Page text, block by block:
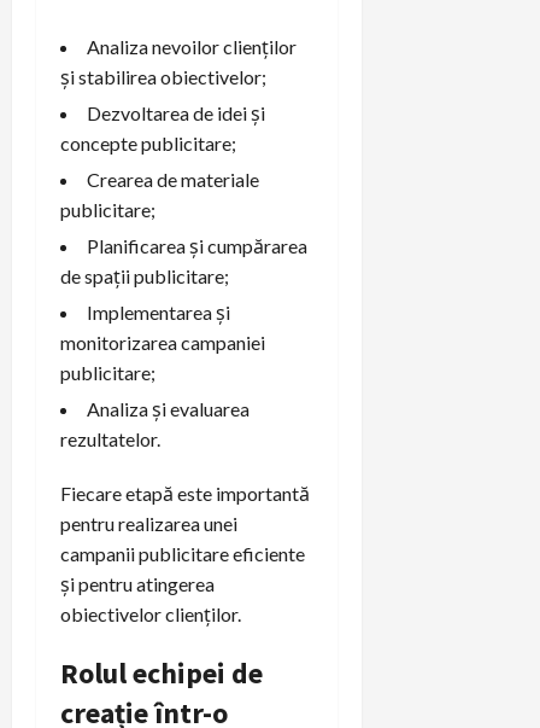
Analiza nevoilor clienților
și stabilirea obiectivelor;
Dezvoltarea de idei și
concepte publicitare;
Crearea de materiale
publicitare;
Planificarea și cumpărarea
de spații publicitare;
Implementarea și
monitorizarea campaniei
publicitare;
Analiza și evaluarea
rezultatelor.
Fiecare etapă este importantă
pentru realizarea unei
campanii publicitare eficiente
și pentru atingerea
obiectivelor clienților.
Rolul echipei de
creație într-o